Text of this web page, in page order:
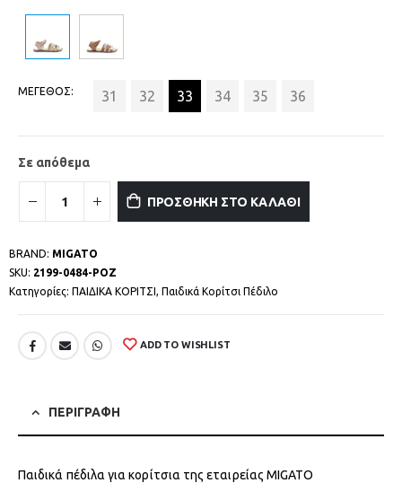
ΜΕΓΕΘΟΣ 31 32 33 34 35 36
Σε απόθεμα
ΠΡΟΣΘΗΚΗ ΣΤΟ ΚΑΛΑΘΙ
BRAND: MIGATO
SKU: 2199-0484-ΡΟΖ
Κατηγορίες: ΠΑΙΔΙΚΑ ΚΟΡΙΤΣΙ, Παιδικά Κορίτσι Πέδιλο
ADD TO WISHLIST
ΠΕΡΙΓΡΑΦΗ
Παιδικά πέδιλα για κορίτσια της εταιρείας MIGATO